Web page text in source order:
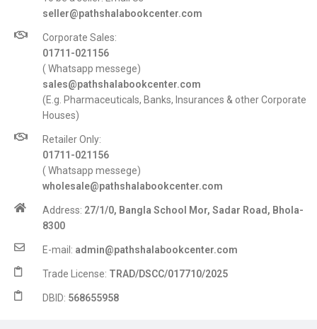
seller@pathshalabookcenter.com
Corporate Sales:
01711-021156
( Whatsapp messege)
sales@pathshalabookcenter.com
(E.g. Pharmaceuticals, Banks, Insurances & other Corporate
Houses)
Retailer Only:
01711-021156
( Whatsapp messege)
wholesale@pathshalabookcenter.com
Address: 27/1/0, Bangla School Mor, Sadar Road, Bhola-
8300
E-mail: admin@pathshalabookcenter.com
Trade License: TRAD/DSCC/017710/2025
DBID: 568655958